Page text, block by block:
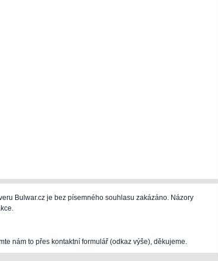
Bulwar.cz je bez písemného souhlasu zakázáno. Názory
nám to přes kontaktní formulář (odkaz výše), děkujeme.